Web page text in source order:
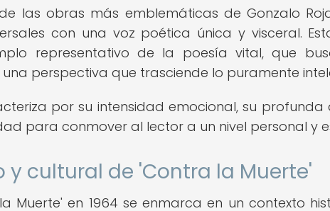
las obras más emblemáticas de Gonzalo
con una voz poética única y visceral.
representativo de la poesía vital, que
perspectiva que trasciende lo puramente
por su intensidad emocional, su profunda
para conmover al lector a un nivel personal y
y cultural de 'Contra la Muerte'
Muerte' en 1964 se enmarca en un contexto